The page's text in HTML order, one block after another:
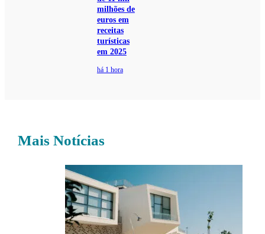
milhões de
euros em
receitas
turísticas
em 2025
há 1 hora
Mais Notícias